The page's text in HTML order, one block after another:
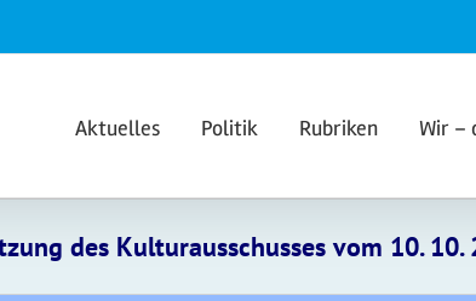
Aktuelles Politik Rubriken Wir –
des Kulturausschusses vom 10. 10.